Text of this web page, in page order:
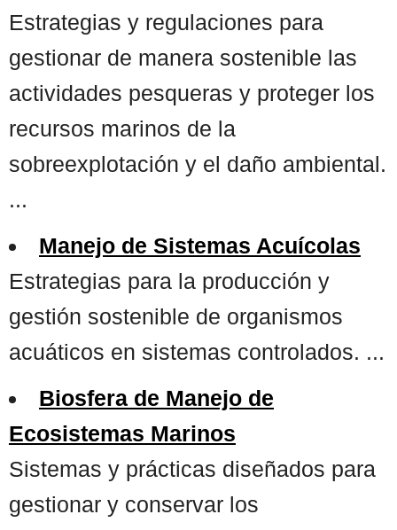
Estrategias y regulaciones para
gestionar de manera sostenible las
actividades pesqueras y proteger los
recursos marinos de la
sobreexplotación y el daño ambiental.
...
Manejo de Sistemas Acuícolas
Estrategias para la producción y
gestión sostenible de organismos
acuáticos en sistemas controlados. ...
Biosfera de Manejo de
Ecosistemas Marinos
Sistemas y prácticas diseñados para
gestionar y conservar los